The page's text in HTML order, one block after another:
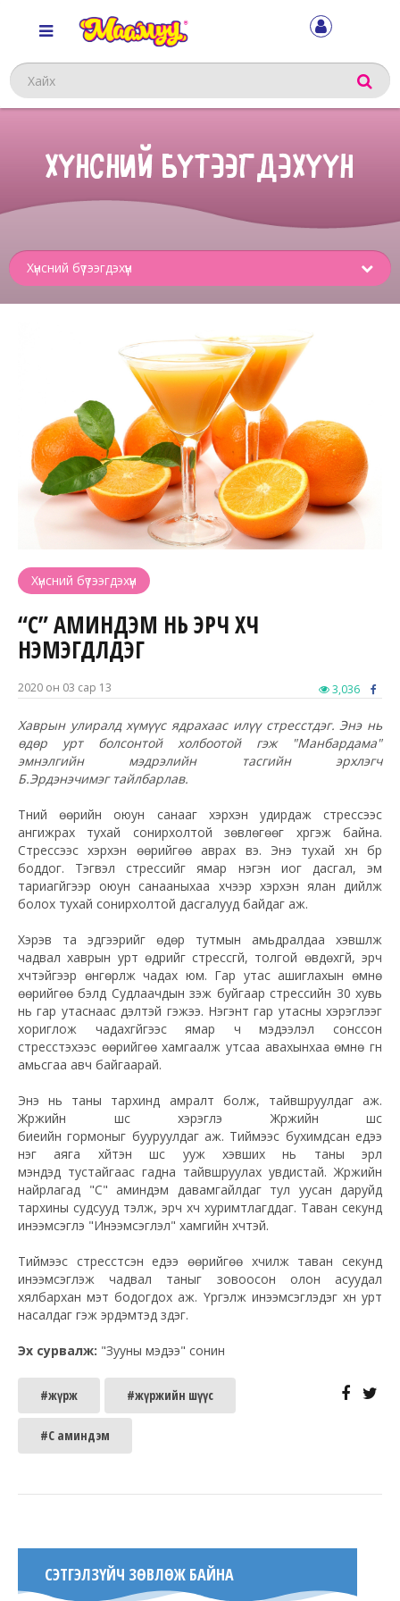
Хайх
ХҮНСНИЙ БҮТЭЭГДЭХҮҮН
Хүнсний бүтээгдэхүүн
“C” АМИНДЭМ НЬ ЭРЧ ХҮЧ
НЭМЭГДҮҮЛДЭГ
2020 он 03 сар 13 3,036
Хаврын улиралд хүмүүс ядрахаас илүү стресстдэг. Энэ нь
өдөр урт болсонтой холбоотой гэж "Манбардама"
эмнэлгийн мэдрэлийн тасгийн эрхлэгч
Б.Эрдэнэчимэгтайлбарлав.
Түүний өөрийн оюун санааг хэрхэн удирдаж стрессээс
ангижрах тухай сонирхолтой зөвлөгөөг хүргэж байна.
Стрессээс хэрхэн өөрийгөө аврах вэ. Энэ тухай хүн бүр
боддог. Тэгвэл стрессийг ямар нэгэн иогдасгал, эм
тариагүйгээр оюун санааныхаа хүчээр хэрхэн ялан дийлж
болох тухай сонирхолтой дасгалууд байдаг аж.
Хэрэв та эдгээрийг өдөр тутмын амьдралдаа хэвшүүлж
чадвал хаврын урт өдрийг стрессгүй, толгой өвдөхгүй, эрч
хүчтэйгээр өнгөрүүлж чадах юм. Гар утас ашиглахын өмнө
өөрийгөө бэлд Судлаачдын үзэж буйгаар стрессийн 30 хувь
нь гар утаснаас үүдэлтэй гэжээ. Нэгэнт гар утасны хэрэглээг
хориглож чадахгүйгээс ямар ч мэдээлэл сонссон
стресстэхээс өөрийгөө хамгаалж утсаа авахынхаа өмнө гүн
амьсгаа авч байгаарай.
Энэ нь таны тархинд амралт болж, тайвшруулдаг аж.
Жүржийн шүүс хэрэглэ Жүржийн шүүс
биеийн гормоныг бууруулдаг аж. Тиймээс бухимдсан үедээ
нэг аяга хүйтэн шүүс ууж хэвших нь таны эрүүл
мэндэд тустайгаас гадна тайвшруулах увдистай. Жүржийн
найрлагад "C" аминдэм давамгайлдаг тул уусан даруйд
тархины судсууд тэлж, эрч хүч хуримтлагддаг. Таван секунд
инээмсэглэ "Инээмсэглэл" хамгийн хүчтэй.
Тиймээс стресстсэн үедээ өөрийгөө хүчилж таван секунд
инээмсэглэж чадвал таныг зовоосон олон асуудал
хялбархан мэт бодогдох аж. Үргэлж инээмсэглэдэг хүн урт
насалдаг гэж эрдэмтэд үздэг.
Эх сурвалж: "Зууны мэдээ" сонин
#жүрж #жүржийн шүүс
#С аминдэм
СЭТГЭЛЗҮЙЧ ЗӨВЛӨЖ БАЙНА